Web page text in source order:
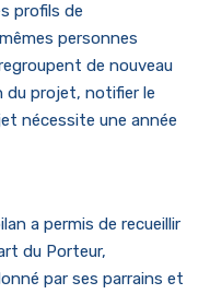
profils de
personnes
de nouveau
du projet, notifier le
nécessite une année
a permis de recueillir
du Porteur,
par ses parrains et